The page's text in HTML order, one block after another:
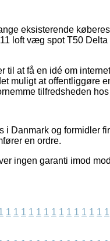
eksisterende
loft væg spot T50 Delta
til at få en idé om
muligt at offentliggøre
tilfredsheden
i Danmark og formidler
en ordre.
ingen garanti imod
1 1 1 1 1 1 1 1 1 1 1 1 1 1